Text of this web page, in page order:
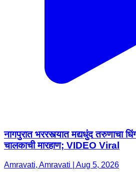
नागपुरात भररस्त्यात मद्यधुंद तरुणाचा
चालकाची मारहाण; VIDEO Viral
Amravati, Amravati | Aug 5, 2026